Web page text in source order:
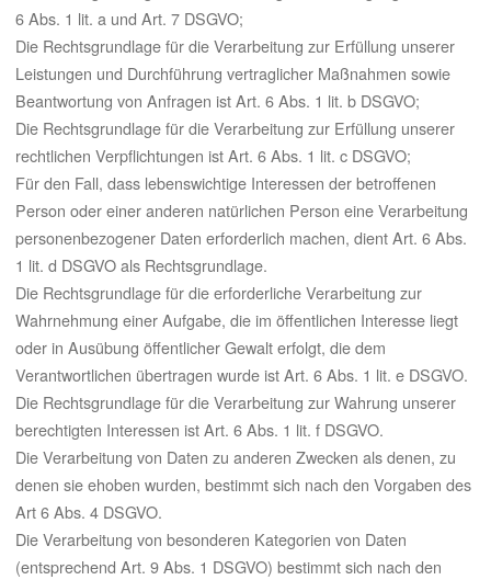
6 Abs. 1 lit. a und Art. 7 DSGVO;
Die Rechtsgrundlage für die Verarbeitung zur Erfüllung unserer
Leistungen und Durchführung vertraglicher Maßnahmen sowie
Beantwortung von Anfragen ist Art. 6 Abs. 1 lit. b DSGVO;
Die Rechtsgrundlage für die Verarbeitung zur Erfüllung unserer
rechtlichen Verpflichtungen ist Art. 6 Abs. 1 lit. c DSGVO;
Für den Fall, dass lebenswichtige Interessen der betroffenen
Person oder einer anderen natürlichen Person eine Verarbeitung
personenbezogener Daten erforderlich machen, dient Art. 6 Abs.
1 lit. d DSGVO als Rechtsgrundlage.
Die Rechtsgrundlage für die erforderliche Verarbeitung zur
Wahrnehmung einer Aufgabe, die im öffentlichen Interesse liegt
oder in Ausübung öffentlicher Gewalt erfolgt, die dem
Verantwortlichen übertragen wurde ist Art. 6 Abs. 1 lit. e DSGVO.
Die Rechtsgrundlage für die Verarbeitung zur Wahrung unserer
berechtigten Interessen ist Art. 6 Abs. 1 lit. f DSGVO.
Die Verarbeitung von Daten zu anderen Zwecken als denen, zu
denen sie ehoben wurden, bestimmt sich nach den Vorgaben des
Art 6 Abs. 4 DSGVO.
Die Verarbeitung von besonderen Kategorien von Daten
(entsprechend Art. 9 Abs. 1 DSGVO) bestimmt sich nach den